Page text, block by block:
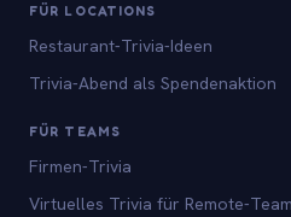
FÜR LOCATIONS
Restaurant-Trivia-Ideen
Trivia-Abend als Spendenaktion
FÜR TEAMS
Firmen-Trivia
Virtuelles Trivia für Remote-